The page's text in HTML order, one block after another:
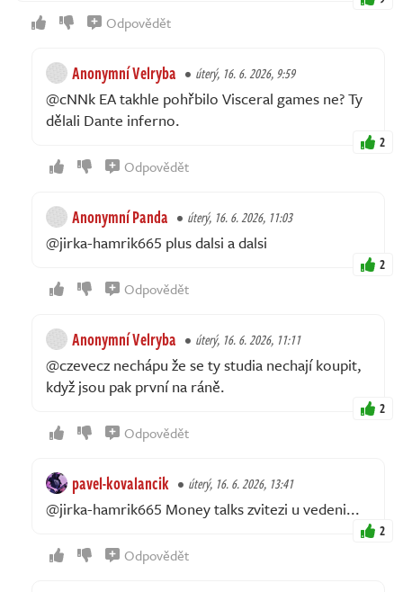
Odpovědět
Anonymní Velryba úterý, 16. 6. 2026, 9:59
@cNNk EA takhle pohřbilo Visceral games ne? Ty
dělali Dante inferno.
2
Odpovědět
Anonymní Panda úterý, 16. 6. 2026, 11:03
@jirka-hamrik665 plus dalsi a dalsi
2
Odpovědět
Anonymní Velryba úterý, 16. 6. 2026, 11:11
@czevecz nechápu že se ty studia nechají koupit,
když jsou pak první na ráně.
2
Odpovědět
pavel-kovalancik úterý, 16. 6. 2026, 13:41
@jirka-hamrik665 Money talks zvitezi u vedeni...
2
Odpovědět